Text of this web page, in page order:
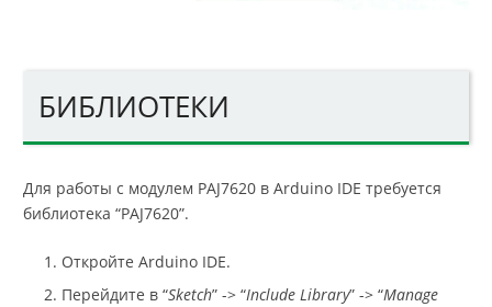
БИБЛИОТЕКИ
Для работы с модулем PAJ7620 в Arduino IDE требуется
библиотека “PAJ7620”.
Откройте Arduino IDE.
Перейдите в “Sketch” -> “Include Library” -> “Manage